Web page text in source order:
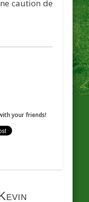
caution de
your friends!